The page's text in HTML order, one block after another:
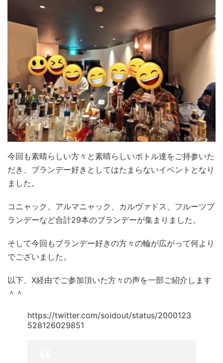
今回も素晴らしい方々と素晴らしいボトル達をご持参いた
だき、ブランデー好きとしてはたまらないイベントとなり
ました。
コニャック、アルマニャック、カルヴァドス、フルーツブ
ランデーなど合計29本のブランデーが集まりました。
そして今回もブランデー好きの方々の輪が広がって何より
でございました。
以下、X経由でご参加頂いた方々の声を一部ご紹介します
＾＾
https://twitter.com/soidout/status/2000123
528126029851